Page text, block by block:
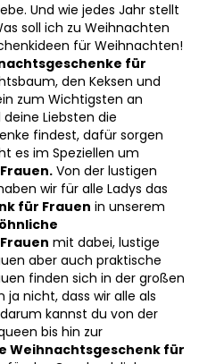
Und wie jedes Jahr stellt
soll ich zu Weihnachten
für Weihnachten!
für
den Keksen und
zum Wichtigsten an
Liebsten die
findest, dafür sorgen
es im Speziellen um
Von der lustigen
wir für alle Ladys das
für Frauen in unserem
mit dabei, lustige
aber auch praktische
finden sich in der großen
ja nicht, dass wir alle als
kannst du von der
bis hin zur
Weihnachtsgeschenk für